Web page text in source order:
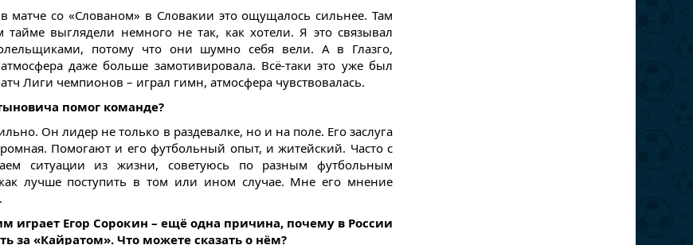
матче со «Слованом» в Словакии это ощущалось сильнее. Там
выглядели немного не так, как хотели. Я это связывал
потому что они шумно себя вели. А в Глазго,
атмосфера даже больше замотивировала. Всё-таки это уже был
Лиги чемпионов – играл гимн, атмосфера чувствовалась.
помог команде?
Он лидер не только в раздевалке, но и на поле. Его заслуга
Помогают и его футбольный опыт, и житейский. Часто с
ситуации из жизни, советуюсь по разным футбольным
лучше поступить в том или ином случае. Мне его мнение
играет Егор Сорокин – ещё одна причина, почему в России
за «Кайратом». Что можете сказать о нём?